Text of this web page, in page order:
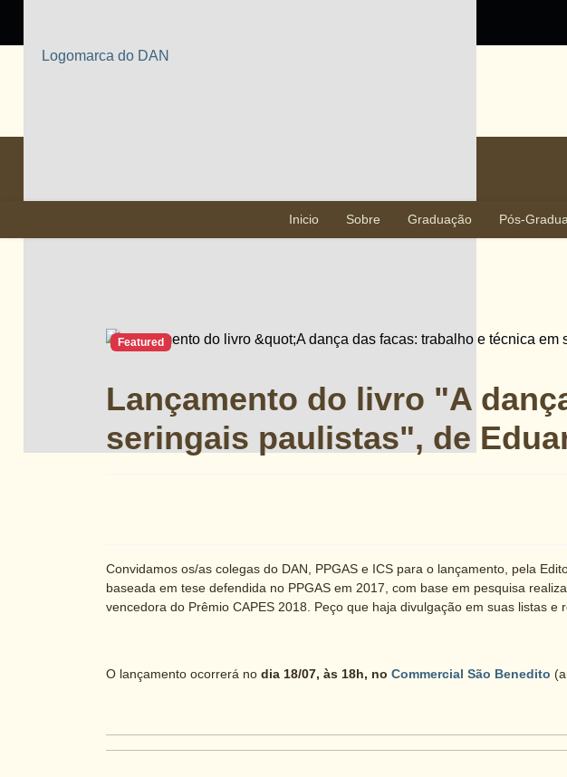
Inicio Sobre Graduação Pós-
Featured
Lançamento do livro "A
seringais paulistas", de
Convidamos os/as colegas do DAN, PPGAS e ICS para o lançamento, pela
baseada em tese defendida no PPGAS em 2017, com base em pesquisa
vencedora do Prêmio CAPES 2018. Peço que haja divulgação em suas listas e
O lançamento ocorrerá no dia 18/07, às 18h, no Commercial São Benedito